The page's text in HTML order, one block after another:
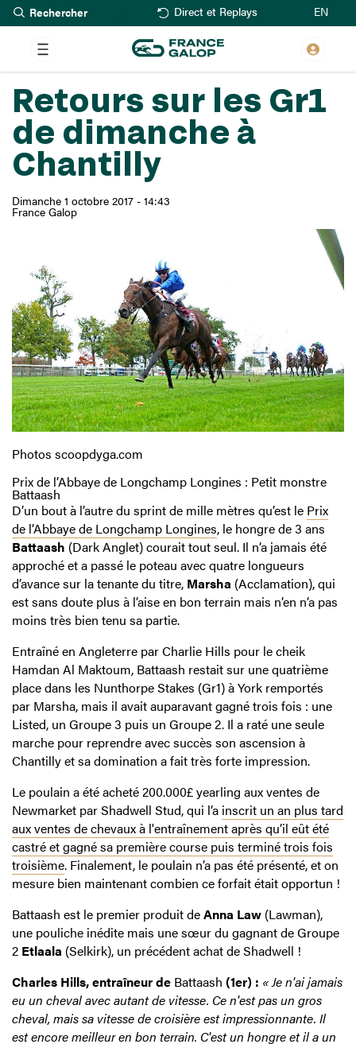
Aller
au
contenu
principal
Rechercher Direct et Replays EN
Retours sur les Gr1
de dimanche à
Chantilly
Dimanche 1 octobre 2017 - 14:43
France Galop
Photos scoopdyga.com
Prix de l’Abbaye de Longchamp Longines : Petit monstre
Battaash
D’un bout à l’autre du sprint de mille mètres qu’est le Prix
de l’Abbaye de Longchamp Longines, le hongre de 3 ans
Battaash (Dark Anglet) courait tout seul. Il n’a jamais été
approché et a passé le poteau avec quatre longueurs
d’avance sur la tenante du titre, Marsha (Acclamation), qui
est sans doute plus à l’aise en bon terrain mais n’en n’a pas
moins très bien tenu sa partie.
Entraîné en Angleterre par Charlie Hills pour le cheik
Hamdan Al Maktoum, Battaash restait sur une quatrième
place dans les Nunthorpe Stakes (Gr1) à York remportés
par Marsha, mais il avait auparavant gagné trois fois : une
Listed, un Groupe 3 puis un Groupe 2. Il a raté une seule
marche pour reprendre avec succès son ascension à
Chantilly et sa domination a fait très forte impression.
Le poulain a été acheté 200.000£ yearling aux ventes de
Newmarket par Shadwell Stud, qui l’a inscrit un an plus tard
aux ventes de chevaux à l'entraînement après qu’il eût été
castré et gagné sa première course puis terminé trois fois
troisième. Finalement, le poulain n’a pas été présenté, et on
mesure bien maintenant combien ce forfait était opportun !
Battaash est le premier produit deAnna Law (Lawman),
une pouliche inédite mais une sœur du gagnant de Groupe
2 Etlaala (Selkirk), un précédent achat de Shadwell !
Charles Hills, entraîneur de Battaash (1er) : « Je n'ai jamais
eu un cheval avec autant de vitesse. Ce n'est pas un gros
cheval, mais sa vitesse de croisière est impressionnante. Il
est encore meilleur en bon terrain. C'est un hongre et il a un